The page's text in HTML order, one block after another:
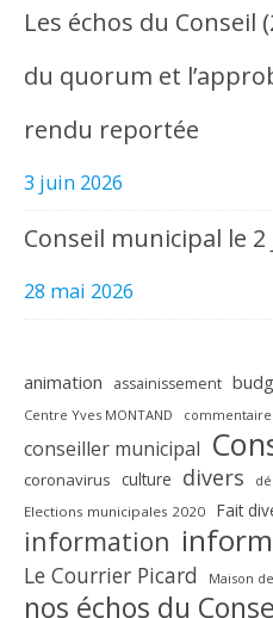
Les échos du Conseil
du quorum et
rendu reportée
3 juin 2026
Conseil municipal le
28 mai 2026
animation assainissement
Centre Yves MONTAND commentaire
conseiller municipal
coronavirus culture divers
Elections municipales 2020 Fait
information
Le Courrier Picard Maison
nos échos du